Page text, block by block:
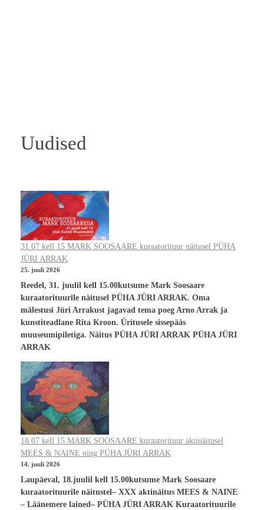
Uudised
31.07 kell 15 MARK SOOSAARE kuraatorituur näitusel PÜHA
JÜRI ARRAK
25. juuli 2026
Reedel, 31. juulil kell 15.00kutsume Mark Soosaare
kuraatorituurile näitusel PÜHA JÜRI ARRAK. Oma
mälestusi Jüri Arrakust jagavad tema poeg Arno Arrak ja
kunstiteadlane Rita Kroon. Üritusele sissepääs
muuseumipiletiga. Näitus PÜHA JÜRI ARRAK PÜHA JÜRI
ARRAK
18.07 kell 15 MARK SOOSAARE kuraatorituur aktinäitusel
MEES & NAINE ning PÜHA JÜRI ARRAK
14. juuli 2026
Laupäeval, 18.juulil kell 15.00kutsume Mark Soosaare
kuraatorituurile näitustel– XXX aktinäitus MEES & NAINE
– Läänemere lained– PÜHA JÜRI ARRAK Kuraatorituurile